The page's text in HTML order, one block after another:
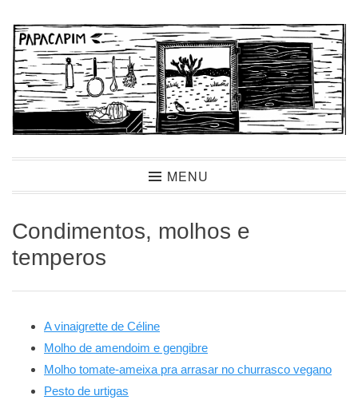
para
conteúdo
PapacapimMENU
Condimentos, molhos e
temperos
A vinaigrette de Céline
Molho de amendoim e gengibre
Molho tomate-ameixa pra arrasar no churrasco vegano
Pesto de urtigas